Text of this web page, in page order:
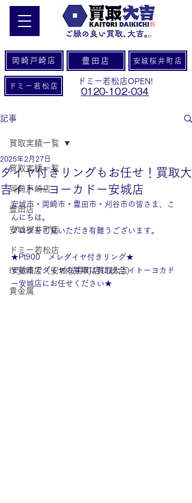
岡崎戸崎店 豊田店 安城桜井町店
ドミー若松店
ドミー若松店OPEN!
0120-102-034
記事
買取実績一覧
岡崎戸崎店
豊田店
安城桜井町店
ドミー若松店
IY安城店（安城桜井町店に統合）
貴金属
買取実績一覧
ダイヤ付きリングもお任せ！買取大
吉イトーヨーカドー安城店
2025年2月27日
安城市・岡崎市・豊田市・刈谷市の皆さま、こ
んにちは。
ブログをご覧いただき有難うございます。
★Pt900　メレダイヤ付きリング★
安城市でダイヤの買取は買取大吉イトーヨカド
ー安城店にお任せください★